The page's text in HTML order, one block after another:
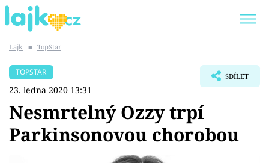
SHOPAHOLICADEL
Lajk ■ TopStar
TOPSTAR
23. ledna 2020 13:31
SDÍLET
Nesmrtelný Ozzy trpí
Parkinsonovou chorobou